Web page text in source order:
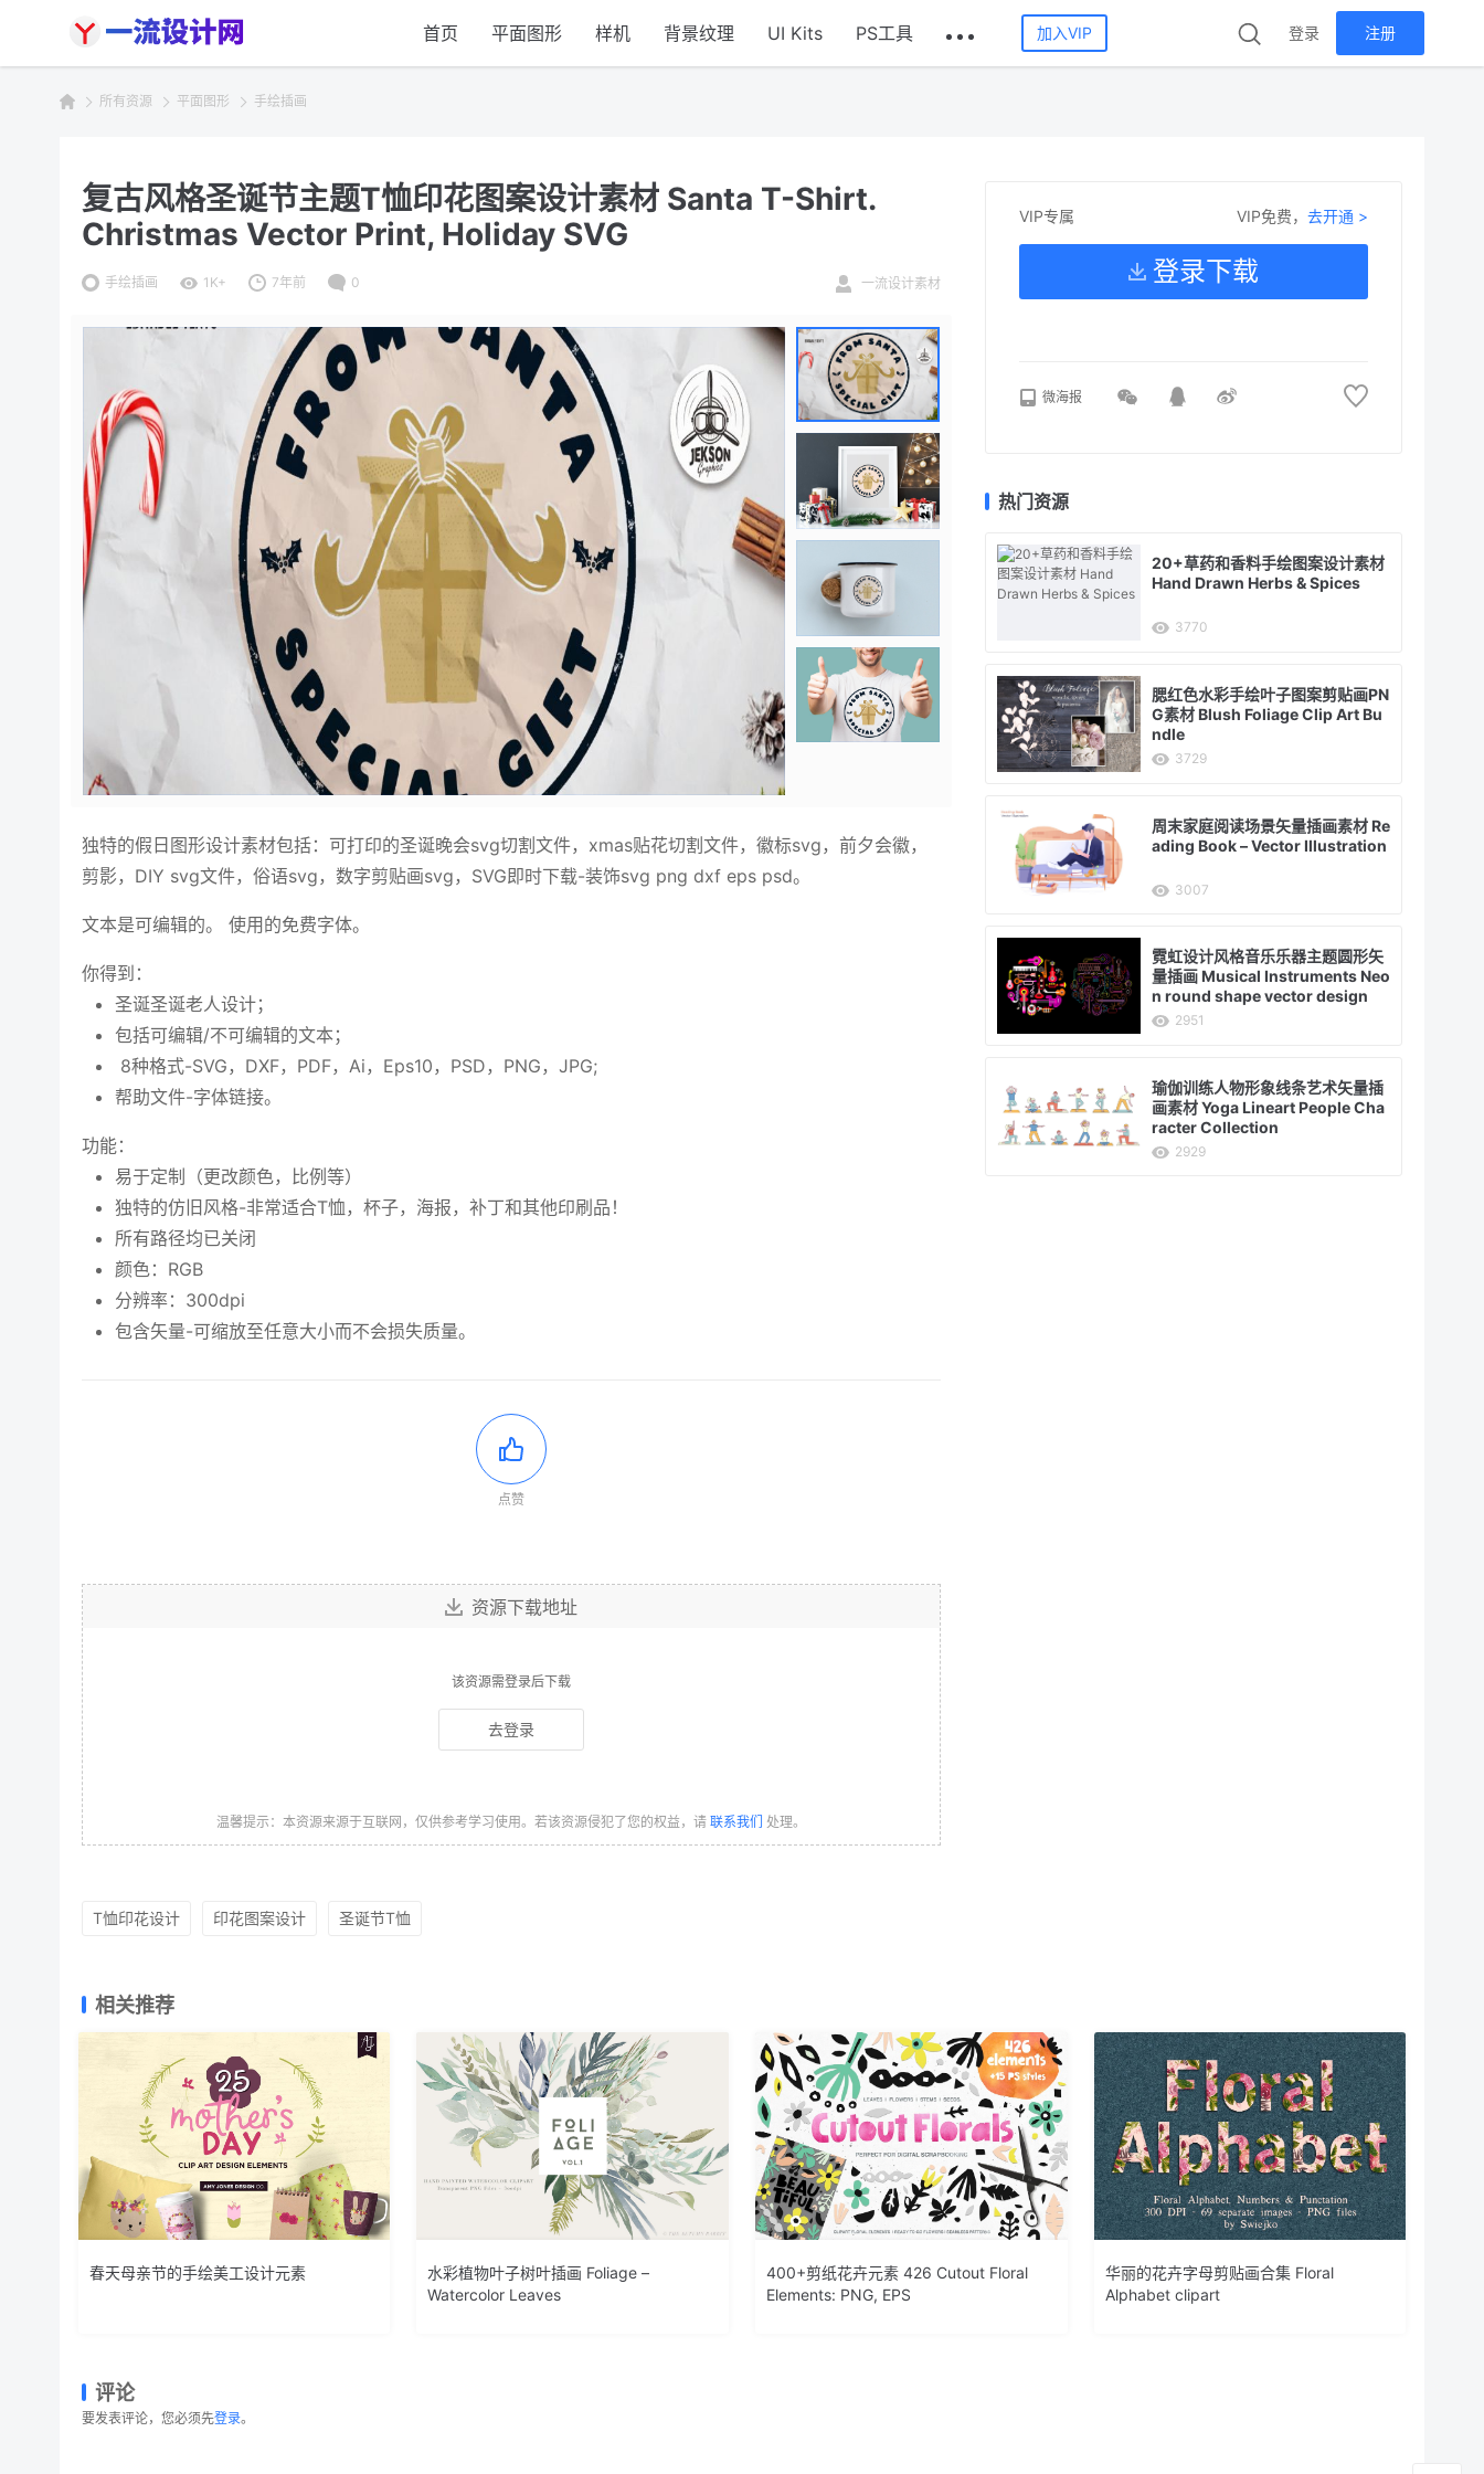
首页 平面图形 样机 背景纹理 UI Kits PS工具 加入VIP 登录 注册
所有资源 平面图形 手绘插画
复古风格圣诞节主题T恤印花图案设计素材 Santa T-Shirt.
Christmas Vector Print, Holiday SVG
手绘插画 1K+ 7年前 0 一流设计素材
独特的假日图形设计素材包括：可打印的圣诞晚会svg切割文件，xmas贴花切割文件，徽标svg，前夕会徽，
剪影，DIY svg文件，俗语svg，数字剪贴画svg，SVG即时下载-装饰svg png dxf eps psd。
文本是可编辑的。 使用的免费字体。
你得到：
圣诞圣诞老人设计；
包括可编辑/不可编辑的文本；
8种格式-SVG，DXF，PDF，Ai，Eps10，PSD，PNG，JPG;
帮助文件-字体链接。
功能：
易于定制（更改颜色，比例等）
独特的仿旧风格-非常适合T恤，杯子，海报，补丁和其他印刷品！
所有路径均已关闭
颜色：RGB
分辨率：300dpi
包含矢量-可缩放至任意大小而不会损失质量。
点赞
资源下载地址
该资源需登录后下载
去登录
温馨提示：本资源来源于互联网，仅供参考学习使用。若该资源侵犯了您的权益，请 联系我们 处理。
VIP专属 VIP免费，去开通 >
登录下载
微海报
热门资源
20+草药和香料手绘图案设计素材
Hand Drawn Herbs & Spices
3770
腮红色水彩手绘叶子图案剪贴画PN
G素材 Blush Foliage Clip Art Bu
ndle
3729
周末家庭阅读场景矢量插画素材 Re
ading Book – Vector Illustration
3007
霓虹设计风格音乐乐器主题圆形矢
量插画 Musical Instruments Neo
n round shape vector design
2951
瑜伽训练人物形象线条艺术矢量插
画素材 Yoga Lineart People Cha
racter Collection
2929
T恤印花设计 印花图案设计 圣诞节T恤
相关推荐
春天母亲节的手绘美工设计元素
水彩植物叶子树叶插画 Foliage –
Watercolor Leaves
400+剪纸花卉元素 426 Cutout Floral
Elements: PNG, EPS
华丽的花卉字母剪贴画合集 Floral
Alphabet clipart
评论
要发表评论，您必须先登录。